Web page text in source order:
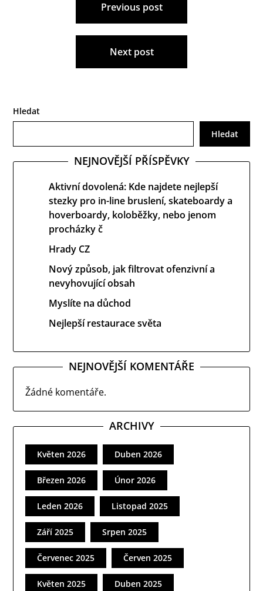
příspěvek
Previous post
Next post
Hledat
Hledat
NEJNOVĚJŠÍ PŘÍSPĚVKY
Aktivní dovolená: Kde najdete nejlepší
stezky pro in-line bruslení, skateboardy a
hoverboardy, koloběžky, nebo jenom
procházky č
Hrady CZ
Nový způsob, jak filtrovat ofenzivní a
nevyhovující obsah
Myslíte na důchod
Nejlepší restaurace světa
NEJNOVĚJŠÍ KOMENTÁŘE
Žádné komentáře.
ARCHIVY
Květen 2026 Duben 2026
Březen 2026 Únor 2026
Leden 2026 Listopad 2025
Září 2025 Srpen 2025
Červenec 2025 Červen 2025
Květen 2025 Duben 2025